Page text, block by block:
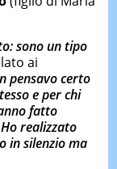
sono un tipo
ai
pensavo certo
e per chi
fatto
Ho realizzato
in silenzio ma